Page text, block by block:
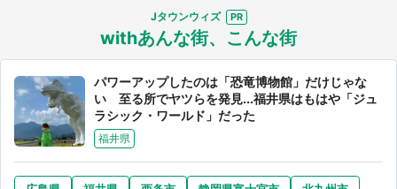
Jタウンウィズ
withあんな街、こんな街
パワーアップしたのは「恐竜博物館」だけじゃな
い 至る所でヤツらを発見...福井県はもはや「ジュ
ラシック・ワールド」だった
福井県